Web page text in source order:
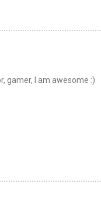
gamer, I am awesome :)